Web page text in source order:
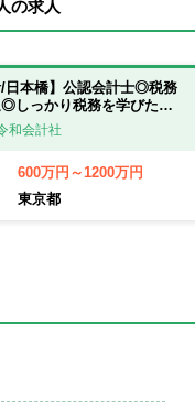
の求人
/日本橋】公認会計士◎税務
しっかり税務を学びたい
和会計社
600万円～1200万円
東京都